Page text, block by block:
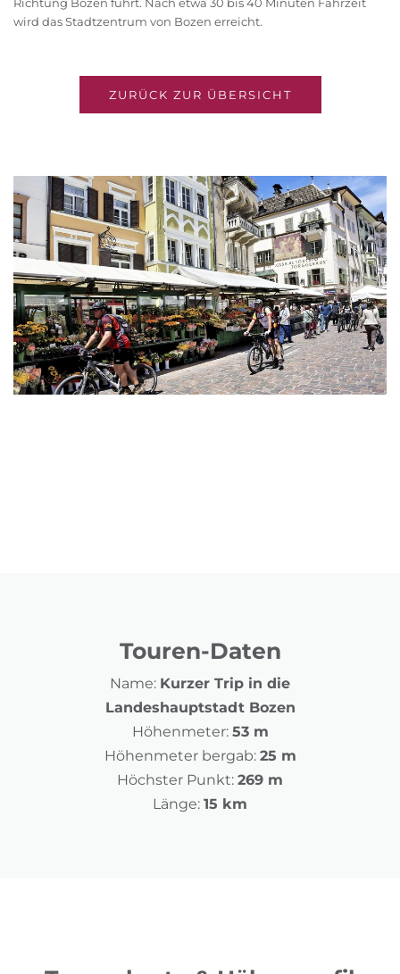
wird das Stadtzentrum von Bozen erreicht.
ZURÜCK ZUR ÜBERSICHT
Touren-Daten
Name: Kurzer Trip in die
Landeshauptstadt Bozen
Höhenmeter: 53 m
Höhenmeter bergab: 25 m
Höchster Punkt: 269 m
Länge: 15 km